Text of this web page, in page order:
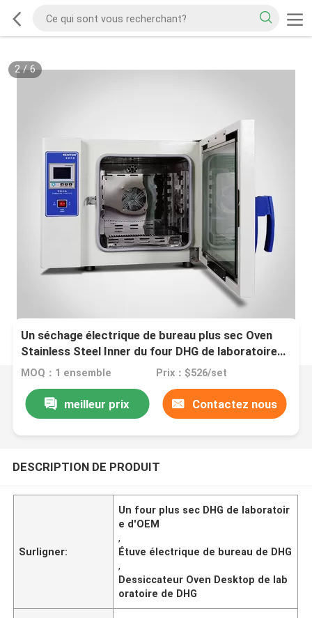
2/6
Un séchage électrique de bureau plus sec Oven
Stainless Steel Inner du four DHG de laboratoire
d'OEM
MOQ：1 ensemble Prix：$526/set
meilleur prix Contactez nous
DESCRIPTION DE PRODUIT
Surligner:
Un four plus sec DHG de laboratoir
e d'OEM
,
Étuve électrique de bureau de DHG
,
Dessiccateur Oven Desktop de lab
oratoire de DHG